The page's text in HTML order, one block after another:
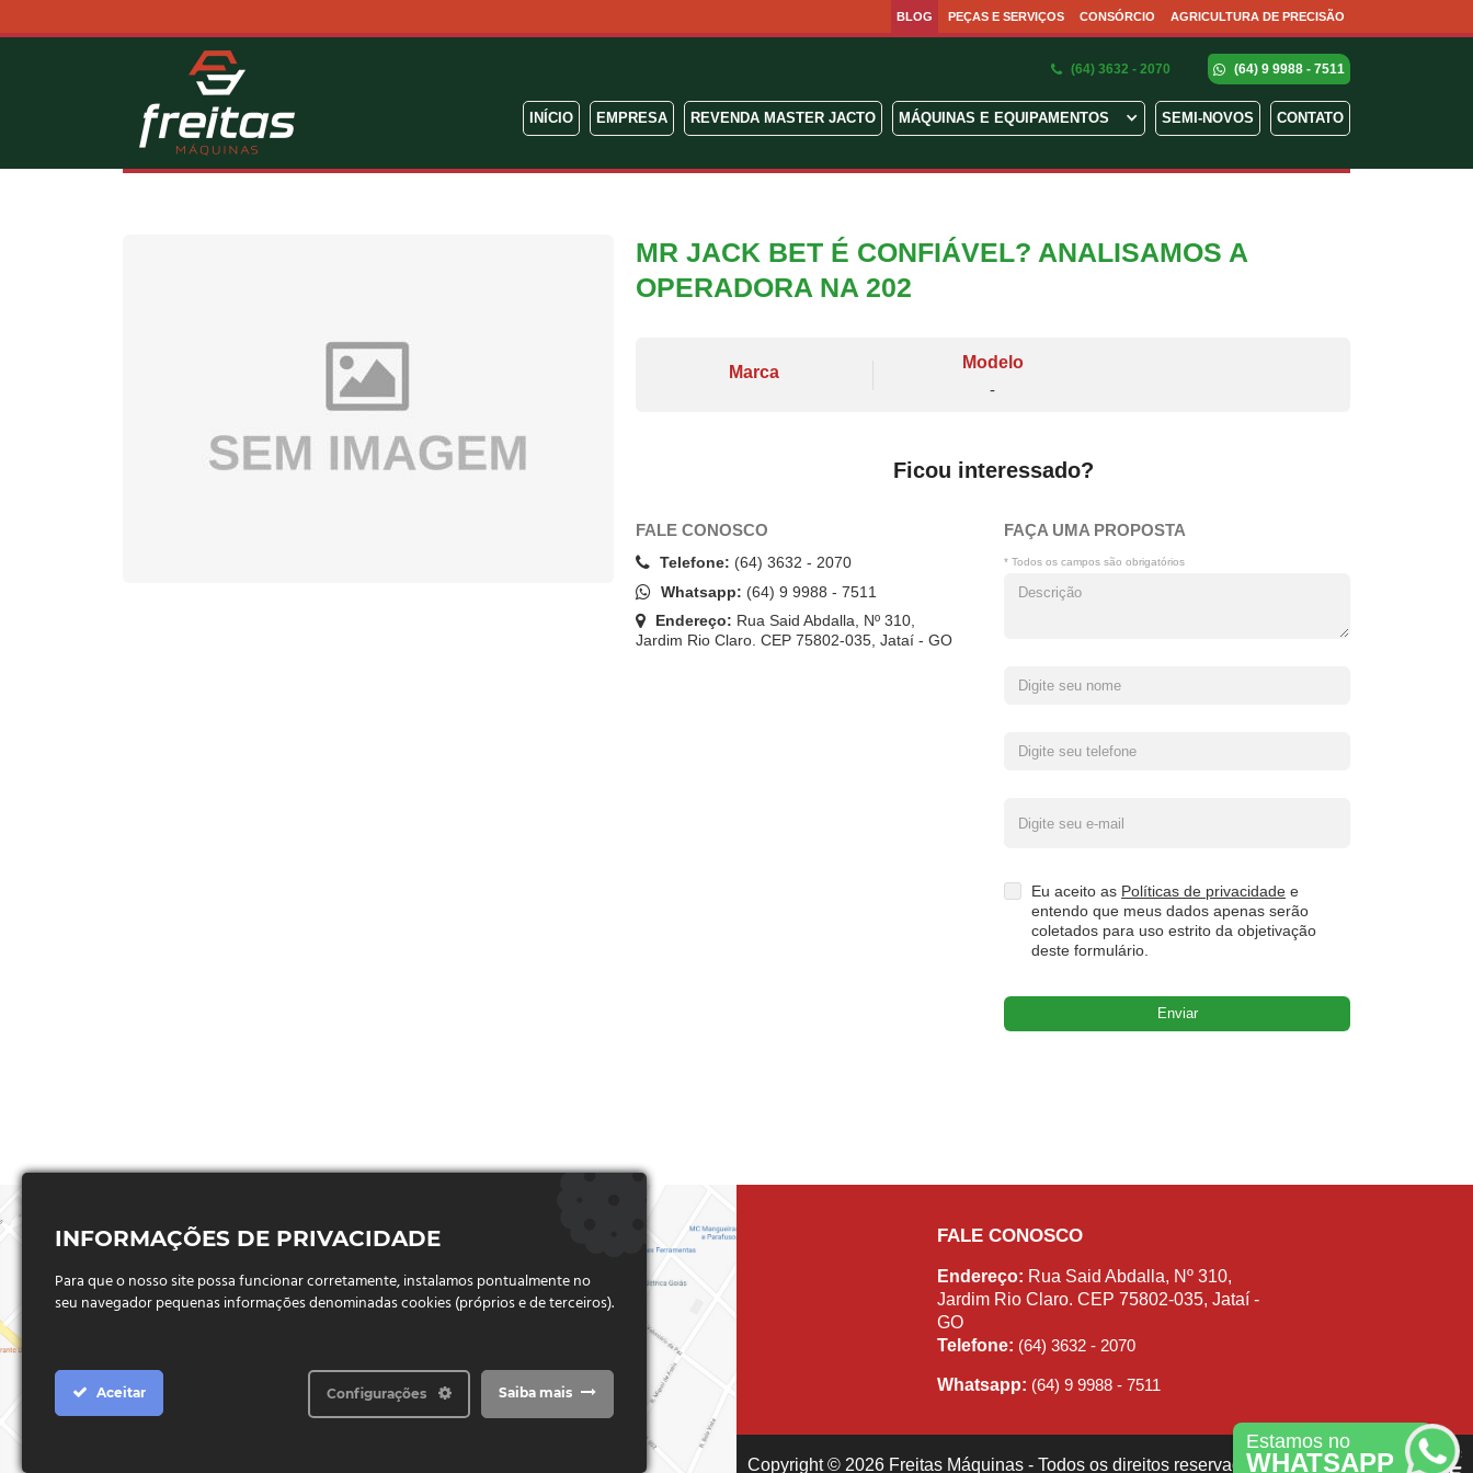
BLOG PEÇAS E SERVIÇOS CONSÓRCIO AGRICULTURA DE PRECISÃO
(64) 3632 - 2070 (64) 9 9988 - 7511
INÍCIO EMPRESA REVENDA MASTER JACTO MÁQUINAS E EQUIPAMENTOS SEMI-NOVOS CONTATO
MR JACK BET É CONFIÁVEL? ANALISAMOS A
OPERADORA NA 202
Marca
Modelo
-
Ficou interessado?
FALE CONOSCO
Telefone: (64) 3632 - 2070
Whatsapp: (64) 9 9988 - 7511
Endereço: Rua Said Abdalla, Nº 310,
Jardim Rio Claro. CEP 75802-035, Jataí - GO
FAÇA UMA PROPOSTA
* Todos os campos são obrigatórios
Eu aceito as Políticas de privacidade e
entendo que meus dados apenas serão
coletados para uso estrito da objetivação
deste formulário.
Estamos no
WHATSAPP
FALE CONOSCO
Endereço: Rua Said Abdalla, Nº 310,
Jardim Rio Claro. CEP 75802-035, Jataí -
GO
Telefone: (64) 3632 - 2070
Whatsapp: (64) 9 9988 - 7511
Copyright © 2026 Freitas Máquinas - Todos os direitos reservados
INFORMAÇÕES DE PRIVACIDADE
Para que o nosso site possa funcionar corretamente, instalamos pontualmente no
seu navegador pequenas informações denominadas cookies (próprios e de terceiros).
Aceitar Saiba mais
Configurações